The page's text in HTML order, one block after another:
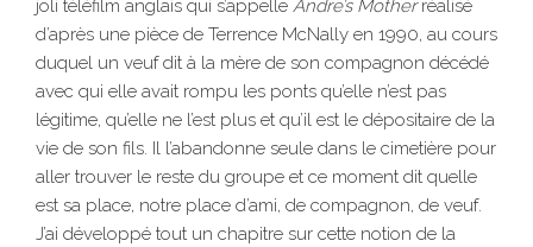
joli téléfilm anglais qui s’appelle Andre’s Motherréalisé
d’après une pièce de Terrence McNally en 1990, au cours
duquel un veuf dit à la mère de son compagnon décédé
avec qui elle avait rompu les ponts qu’elle n’est pas
légitime, qu’elle ne l’est plus et qu’il est le dépositaire de la
vie de son fils. Il l’abandonne seule dans le cimetière pour
aller trouver le reste du groupe et ce moment dit quelle
est sa place, notre place d’ami, de compagnon, de veuf.
J’ai développé tout un chapitre sur cette notion de la